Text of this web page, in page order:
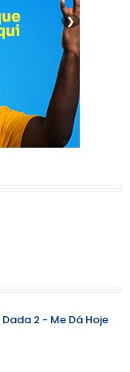
❯
2 - Me Dá Hoje